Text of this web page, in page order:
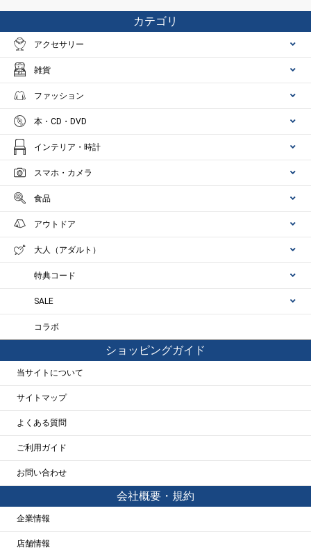
カテゴリ
アクセサリー
雑貨
ファッション
本・CD・DVD
インテリア・時計
スマホ・カメラ
食品
アウトドア
大人（アダルト）
特典コード
SALE
コラボ
ショッピングガイド
当サイトについて
サイトマップ
よくある質問
ご利用ガイド
お問い合わせ
会社概要・規約
企業情報
店舗情報